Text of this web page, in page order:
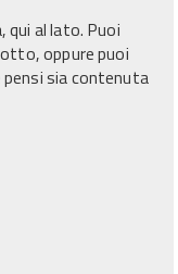
qui al lato. Puoi
oppure puoi
pensi sia contenuta